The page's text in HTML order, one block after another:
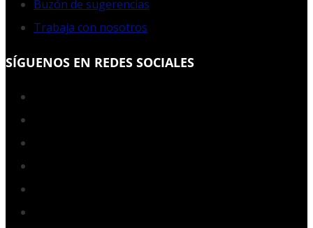
Buzón de sugerencias
Trabaja con nosotros
SÍGUENOS EN REDES SOCIALES